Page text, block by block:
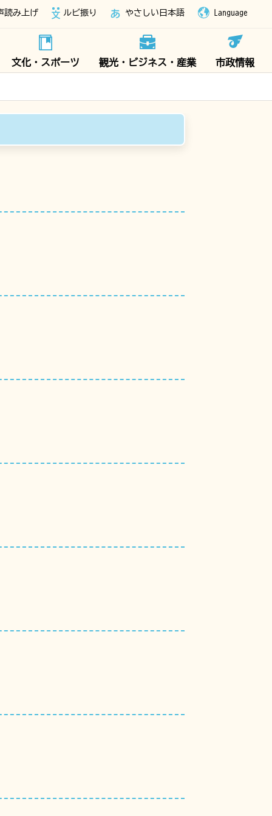
読み上げ ルビ振り やさしい日本語 Language
文化・スポーツ 観光・ビジネス・産業 市政情報